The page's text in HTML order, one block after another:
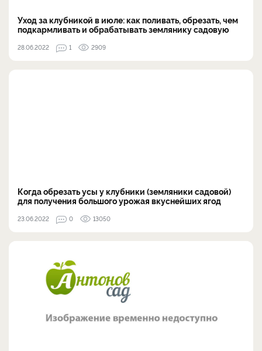
Уход за клубникой в июле: как поливать, обрезать, чем
подкармливать и обрабатывать землянику садовую
28.06.2022 1 2909
Когда обрезать усы у клубники (земляники садовой)
для получения большого урожая вкуснейших ягод
23.06.2022 0 13050